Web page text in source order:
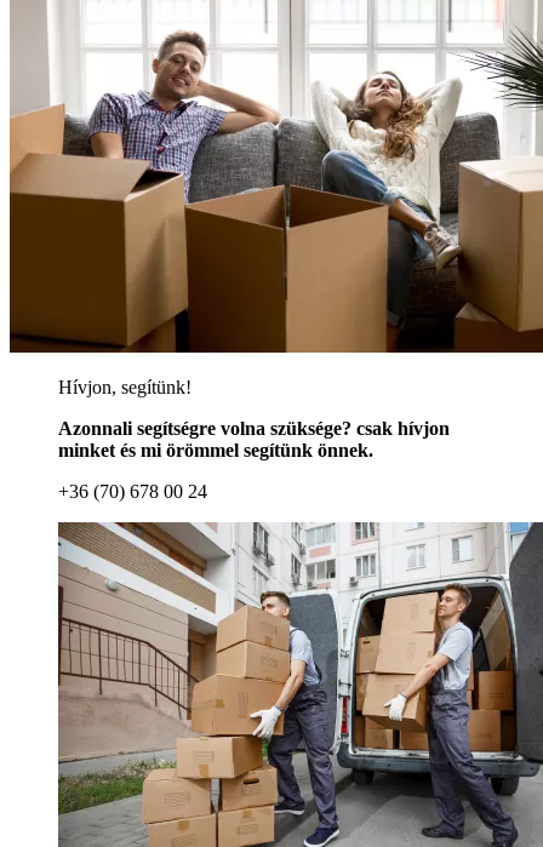
Hívjon, segítünk!
Azonnali segítségre volna szüksége? csak hívjon
minket és mi örömmel segítünk önnek.
+36 (70) 678 00 24